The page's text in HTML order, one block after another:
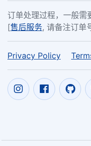
订单处理过程，一般需
[售后服务, 请备注订单
Privacy Policy